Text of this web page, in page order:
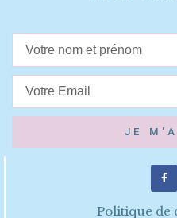
Politique de
JE